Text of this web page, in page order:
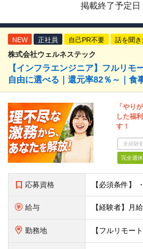
掲載終了予定日
NEW 正社員 自己PR不要 話を聞
株式会社ウェルネステック
【インフラエンジニア】フルリ
自由に選べる｜還元率82％～｜
「やり
した福
す！
未経験
完全週休
応募資格
給与
勤務地